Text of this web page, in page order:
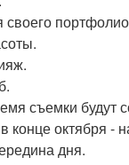
съемки будут
конце октября -
дня.